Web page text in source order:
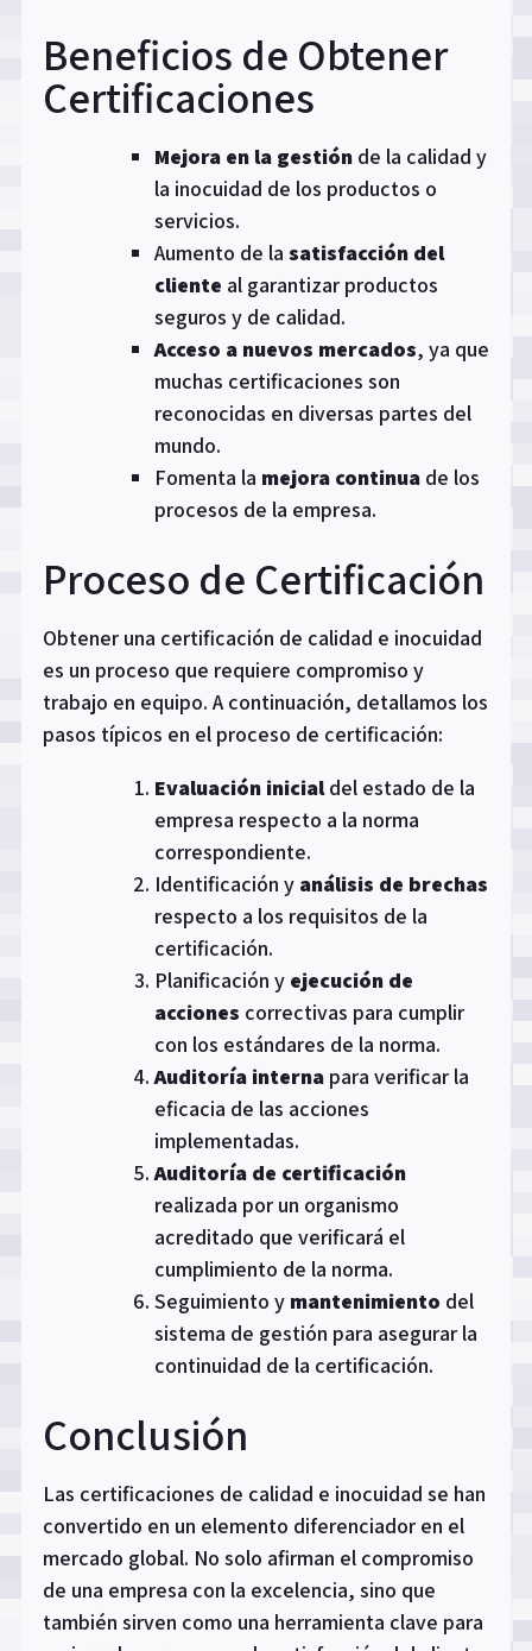
Beneficios de Obtener
Certificaciones
Mejora en la gestión de la calidad y
la inocuidad de los productos o
servicios.
Aumento de la satisfacción del
cliente al garantizar productos
seguros y de calidad.
Acceso a nuevos mercados, ya que
muchas certificaciones son
reconocidas en diversas partes del
mundo.
Fomenta la mejora continua de los
procesos de la empresa.
Proceso de Certificación
Obtener una certificación de calidad e inocuidad
es un proceso que requiere compromiso y
trabajo en equipo. A continuación, detallamos los
pasos típicos en el proceso de certificación:
Evaluación inicialdel estado de la
empresa respecto a la norma
correspondiente.
Identificación y análisis de brechas
respecto a los requisitos de la
certificación.
Planificación y ejecución de
acciones correctivas para cumplir
con los estándares de la norma.
Auditoría interna para verificar la
eficacia de las acciones
implementadas.
Auditoría de certificación
realizada por un organismo
acreditado que verificará el
cumplimiento de la norma.
Seguimiento y mantenimiento del
sistema de gestión para asegurar la
continuidad de la certificación.
Conclusión
Las certificaciones de calidad e inocuidad se han
convertido en un elemento diferenciador en el
mercado global. No solo afirman el compromiso
de una empresa con la excelencia, sino que
también sirven como una herramienta clave para